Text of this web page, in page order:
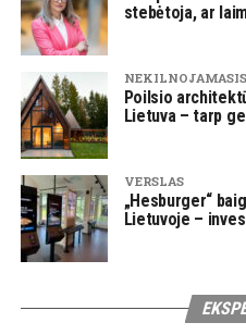
stebėtoja, ar
Poilsio
Lietuva – tarp
VERSLAS
„Hesburger“
Lietuvoje –